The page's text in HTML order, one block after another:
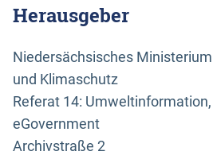
Herausgeber
Niedersächsisches
und Klimaschutz
Referat 14:
eGovernment
Archivstraße 2